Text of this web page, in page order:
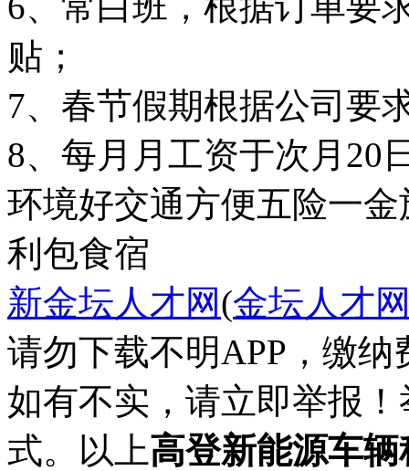
贴；
7、春节假期根据公司要
环境好交通方便五险一金
利 包食宿
新金坛人才网(金坛人才
请勿下载不明APP，缴
如有不实，请立即举报
式。以上高登新能源车